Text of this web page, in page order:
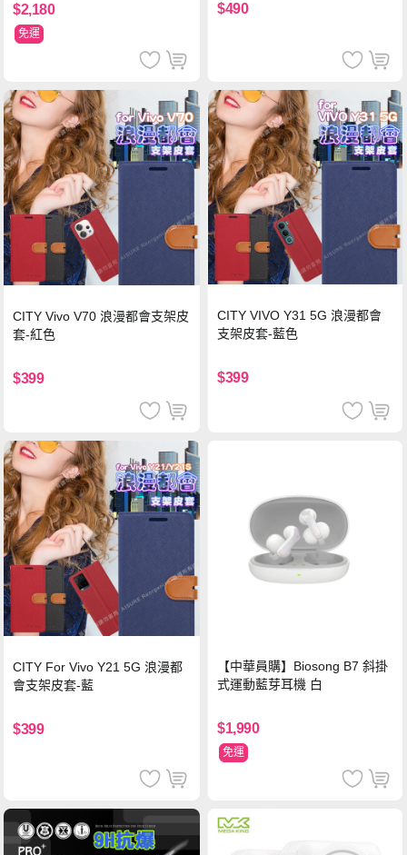
$2,180
免運
$490
CITY Vivo V70 浪漫都會支架皮
套-紅色
$399
CITY VIVO Y31 5G 浪漫都會
支架皮套-藍色
$399
CITY For Vivo Y21 5G 浪漫都
會支架皮套-藍
$399
【中華員購】Biosong B7 斜掛
式運動藍芽耳機 白
$1,990
免運